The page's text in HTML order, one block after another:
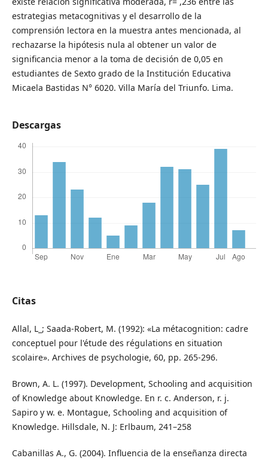
estrategias metacognitivas y el desarrollo de la
comprensión lectora en la muestra antes mencionada, al
rechazarse la hipótesis nula al obtener un valor de
significancia menor a la toma de decisión de 0,05 en
estudiantes de Sexto grado de la Institución Educativa
Micaela Bastidas N° 6020. Villa María del Triunfo. Lima.
Descargas
Citas
Allal, L_; Saada-Robert, M. (1992): «La métacognition: cadre
conceptuel pour l'étude des régulations en situation
scolaire». Archives de psychologie, 60, pp. 265-296.
Brown, A. L. (1997). Development, Schooling and acquisition
of Knowledge about Knowledge. En r. c. Anderson, r. j.
Sapiro y w. e. Montague, Schooling and acquisition of
Knowledge. Hillsdale, N. J: Erlbaum, 241–258
Cabanillas A., G. (2004). Influencia de la enseñanza directa